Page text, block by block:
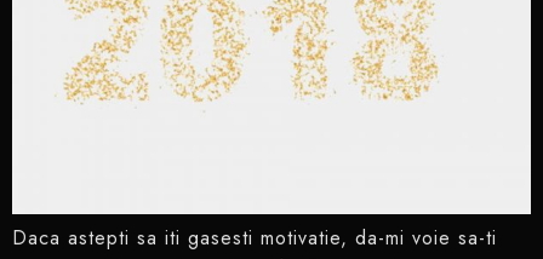
Daca astepti sa iti gasesti motivatie, da-mi voie sa-ti